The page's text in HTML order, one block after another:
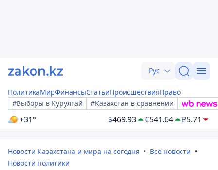
Рус
ПолитикаМирФинансыСтатьиПроисшествияПраво
#Выборы в Курултай
#Казахстан в сравнении
+31° $469.93 €541.64 ₽5.71
Новости Казахстана и мира на сегодня
Все новости
Новости политики